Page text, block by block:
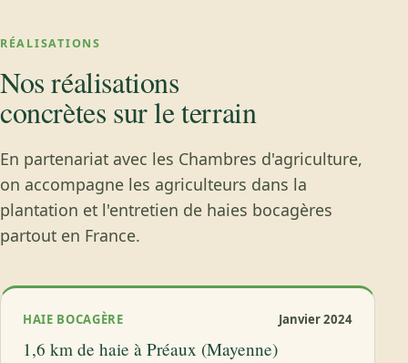
RÉALISATIONS
Nos réalisations
concrètes sur le terrain
En partenariat avec les Chambres d'agriculture,
on accompagne les agriculteurs dans la
plantation et l'entretien de haies bocagères
partout en France.
HAIE BOCAGÈRE Janvier 2024
1,6 km de haie à Préaux (Mayenne)